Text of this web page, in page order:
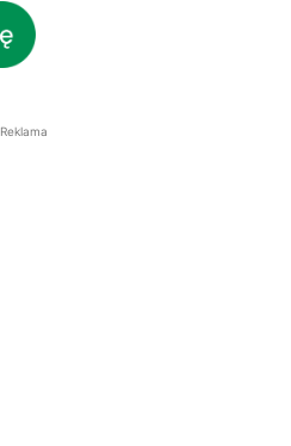
Reklama